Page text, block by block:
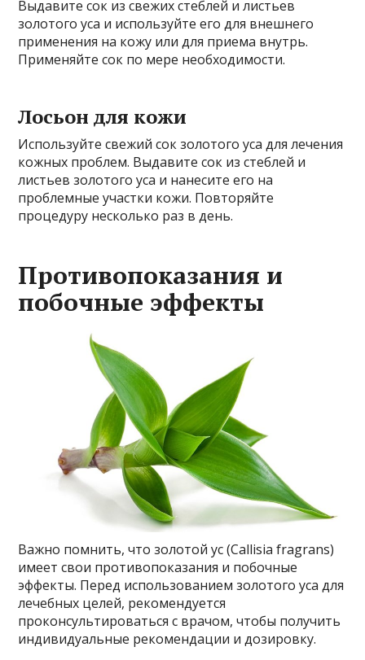
Выдавите сок из свежих стеблей и листьев
золотого уса и используйте его для внешнего
применения на кожу или для приема внутрь.
Применяйте сок по мере необходимости.
Лосьон для кожи
Используйте свежий сок золотого уса для лечения
кожных проблем. Выдавите сок из стеблей и
листьев золотого уса и нанесите его на
проблемные участки кожи. Повторяйте
процедуру несколько раз в день.
Противопоказания и
побочные эффекты
Важно помнить, что золотой ус (Callisia fragrans)
имеет свои противопоказания и побочные
эффекты. Перед использованием золотого уса для
лечебных целей, рекомендуется
проконсультироваться с врачом, чтобы получить
индивидуальные рекомендации и дозировку.